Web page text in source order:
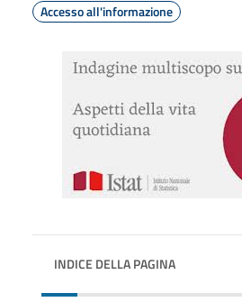
Accesso all'informazione
INDICE DELLA PAGINA